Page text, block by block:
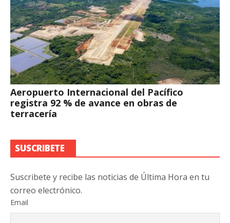
Aeropuerto Internacional del Pacífico
registra 92 % de avance en obras de
terracería
SUSCRIBETE
Suscribete y recibe las noticias de Última Hora en tu
correo electrónico.
Email